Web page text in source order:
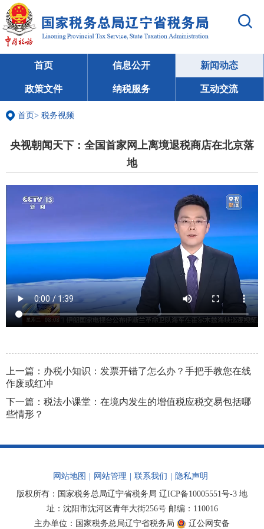
首页 信息公开 新闻动态
政策文件 纳税服务 互动交流
首页> 税务视频
央视朝闻天下：全国首家网上离境退税商店在北京落
地
上一篇： 办税小知识：发票开错了怎么办？手把手教您在线
作废或红冲
下一篇： 税法小课堂：在境内发生的增值税应税交易包括哪
些情形？
网站地图 | 网站管理 | 联系我们 | 隐私声明
版权所有：国家税务总局辽宁省税务局 辽ICP备10005551号-3 地
址：沈阳市沈河区青年大街256号 邮编：110016
主办单位：国家税务总局辽宁省税务局
辽公网安备